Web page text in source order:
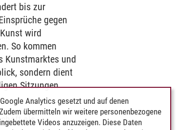
bis zur
gegen
wird
So kommen
Kunstmarktes und
sondern dient
Sitzungen
als
Analytics gesetzt und auf denen
übermitteln wir weitere personenbezogene
Videos anzuzeigen. Diese Daten